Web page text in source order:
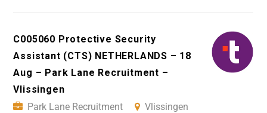
C005060 Protective Security
Assistant (CTS) NETHERLANDS – 18
Aug – Park Lane Recruitment –
Vlissingen
Park Lane Recruitment
Vlissingen